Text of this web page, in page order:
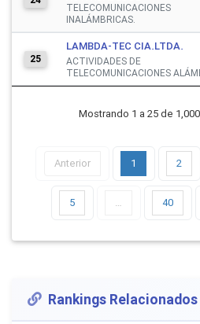
TELECOMUNICACIONES
INALÁMBRICAS.
25
LAMBDA-TEC CIA.LTDA.
ACTIVIDADES DE
TELECOMUNICACIONES
Mostrando 1 a 25 de
Anterior 1 2
5 … 40
Rankings Relacionados